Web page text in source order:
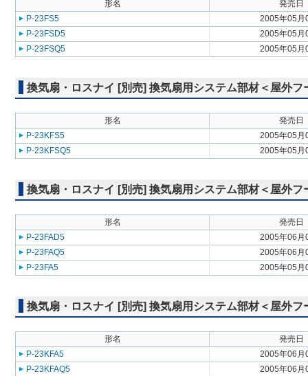
形名
発売日
P-23FS5
2005年05月
P-23FSD5
2005年05月
P-23FSQ5
2005年05月
換気扇・ロスナイ [別売] 換気扇用システム部材＜屋外
形名
発売日
P-23KFS5
2005年05月
P-23KFSQ5
2005年05月
換気扇・ロスナイ [別売] 換気扇用システム部材＜屋外
形名
発売日
P-23FAD5
2005年06月
P-23FAQ5
2005年06月
P-23FA5
2005年05月
換気扇・ロスナイ [別売] 換気扇用システム部材＜屋外
形名
発売日
P-23KFA5
2005年06月
P-23KFAQ5
2005年06月